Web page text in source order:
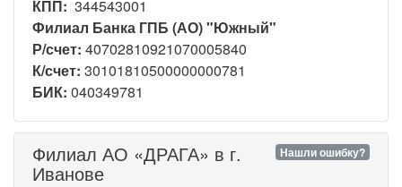
КПП: 344543001
Филиал Банка ГПБ (АО) "Южный"
Р/счет: 40702810921070005840
К/счет: 30101810500000000781
БИК: 040349781
Нашли ошибку?
Филиал АО «ДРАГА» в г.
Иванове